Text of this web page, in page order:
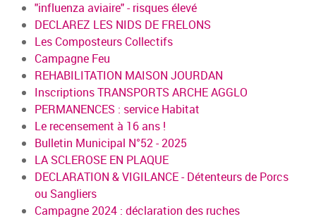
"influenza aviaire" - risques élevé
DECLAREZ LES NIDS DE FRELONS
Les Composteurs Collectifs
Campagne Feu
REHABILITATION MAISON JOURDAN
Inscriptions TRANSPORTS ARCHE AGGLO
PERMANENCES : service Habitat
Le recensement à 16 ans !
Bulletin Municipal N°52 - 2025
LA SCLEROSE EN PLAQUE
DECLARATION & VIGILANCE - Détenteurs de Porcs
ou Sangliers
Campagne 2024 : déclaration des ruches